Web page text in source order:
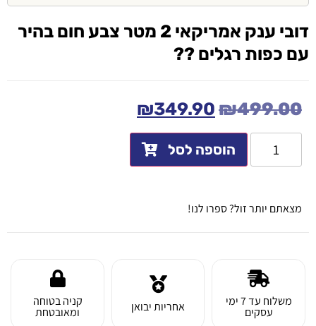
דובי ענק אמריקאי 2 מטר צבע חום בהיר
עם כפות רגלים ??
₪499.00
₪349.90
הוספה לסל
מצאתם יותר זול? ספרו לנו!
משלוח עד 7 ימי
עסקים אחריות יבואן קניה בטוחה
ומאובטחת